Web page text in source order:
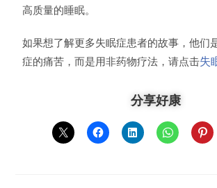
高质量的睡眠。
如果想了解更多失眠症患者的故事，他们
症的痛苦，而是用非药物疗法，请点击失
分享好康